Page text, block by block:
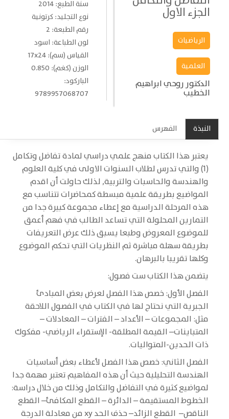
الجزء الاول
الرياضيات
العلمية
الدكتور روحي ابراهيم
الخطيب
سنة الطبع: 2014
نوع التجليد: كرتونية
رقم الطبعة: 2
لون الطباعة: اسود
القياس (سم): 17x24
الوزن (كغم): 0.850
الباركود:
9789957068707
النبذة الفهرس
يعتبر هذا الكتاب منهج علمي دراسي لمادة تفاضل وتكامل
(1) والتي تدرس لطلاب السنوات الاولى في كلية العلوم
والهندسة والحاسبات والتربية, لذلك حاولت أن اقدم
المواضيع بطريقة علمية مبسطة كمحاضرات تتناسب مع
هذه المرحلة الدراسية مع إعطاء مجموعة كبيرة جدا من
التمارين المحلولة التي تساعد الطالب في فهم أعمق
للموضوع المعروض وطبعا يسبق ذلك عرض التعريفات
بطريقة سهلة مباشرة ثم النظريات التي تحكم الموضوع
وكلها تقريبا بالبرهان.
يتضمن هذا الكتاب ست فصول:
الفصل الأول: خصص هذا الفصل لعرض بعض المبادئ
الجبرية التي نحتاج لها في الكتاب في الفصول اللاحقة
مثل: المجموعات – الأعداد – الفترات – المعادلات –
المتباينات– القيمة المطلقة- الإستقراء الرياضي- مفكوك
ذات الحدين-المتواليات.
الفصل الثاني: خصص هذا الفصل لأعطاء بعض أساسيات
الهندسة التحليلية حيث أن هذه المفاهيم تعتبر مهمة جدا
لمواضيع كثيرة في التفاضل والتكامل وذلك من خلال دراسة:
الخطوط المستقيمة – الدائرة – القطع المكافئ– القطع
الناقص– القطع الزائد– حذف الحد xy من معادلة الدرجة